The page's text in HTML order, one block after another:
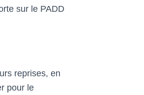
sur le PADD
reprises, en
pour le